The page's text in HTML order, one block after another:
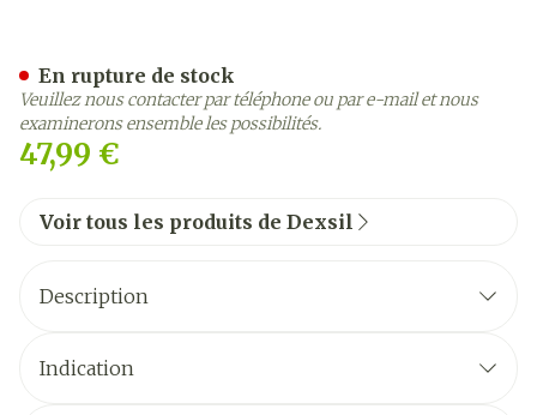
47,99 €
En rupture de stock
Veuillez nous contacter par téléphone ou par e-mail et nous
examinerons ensemble les possibilités.
Voir tous les produits de Dexsil
Description
Indication